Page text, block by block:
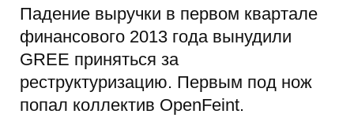
Падение выручки в первом квартале
финансового 2013 года вынудили
GREE приняться за
реструктуризацию. Первым под нож
попал коллектив OpenFeint.